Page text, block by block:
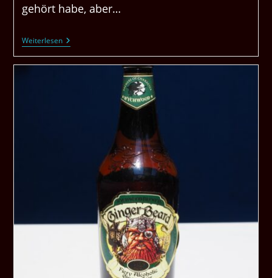
gehört habe, aber…
WeiterlesenOrdnung
Im
Koffer